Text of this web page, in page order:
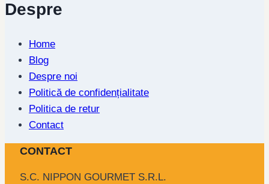
Despre
Home
Blog
Despre noi
Politică de confidențialitate
Politica de retur
Contact
CONTACT
S.C. NIPPON GOURMET S.R.L.